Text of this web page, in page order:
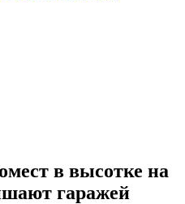
в высотке на
гаражей